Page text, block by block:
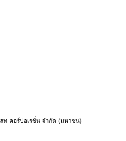
ท คอร์ปอเรชั่น จำกัด (มหาชน)